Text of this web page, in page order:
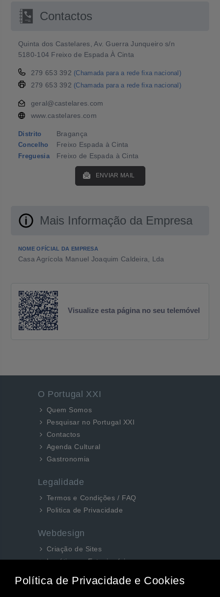
Contactos
Quinta dos Castelares, Av. Guerra Junqueiro s/n
5180-104 Freixo de Espada À Cinta
279 653 392 (Chamada para a rede fixa nacional)
279 653 392 (Chamada para a rede fixa nacional)
geral@castelares.com
www.castelares.com
Distrito Bragança
Concelho Freixo Espada à Cinta
Freguesia Freixo de Espada à Cinta
ENVIAR MAIL
Mais Informação da Empresa
NOME OFÍCIAL DA EMPRESA
Casa Agrícola Manuel Joaquim Caldeira, Lda
Visualize esta página no seu telemóvel
O Portugal XXI
Quem Somos
Pesquisar no Portugal XXI
Contactos
Agenda Cultural
Gastronomia
Legalidade
Termos e Condições / FAQ
Politica de Privacidade
Webdesign
Criação de Sites
Logótipos e Estacionários